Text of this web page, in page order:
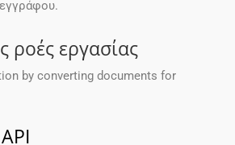
ροές εργασίας
by converting documents for